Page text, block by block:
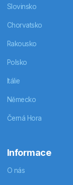
Slovinsko
Chorvatsko
Rakousko
Polsko
Itálie
Německo
Černá Hora
Informace
O nás